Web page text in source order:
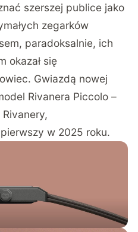
szerszej publice jako
zegarków
paradoksalnie, ich
okazał się
Gwiazdą nowej
Rivanera Piccolo –
w 2025 roku.